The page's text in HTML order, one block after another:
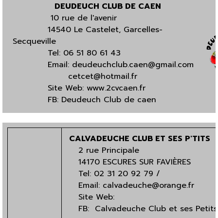
DEUDEUCH CLUB DE CAEN
10 rue de l'avenir
14540 Le Castelet, Garcelles-
Secqueville
Tel: 06 51 80 61 43
Email: deudeuchclub.caen@gmail.com
cetcet@hotmail.fr
Site Web: www.2cvcaen.fr
FB: Deudeuch Club de caen
CALVADEUCHE CLUB ET SES P'TITS
2 rue Principale
14170 ESCURES SUR FAVIÈRES
Tel: 02 31 20 92 79 /
Email: calvadeuche@orange.fr
Site Web:
FB: Calvadeuche Club et ses Petits